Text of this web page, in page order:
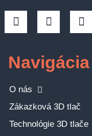
Navigácia
O nás
Zákazková 3D tlač
Technológie 3D tlače